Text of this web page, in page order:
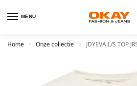
MENU
Home > Onze collectie > JDYEVA L/S TOP